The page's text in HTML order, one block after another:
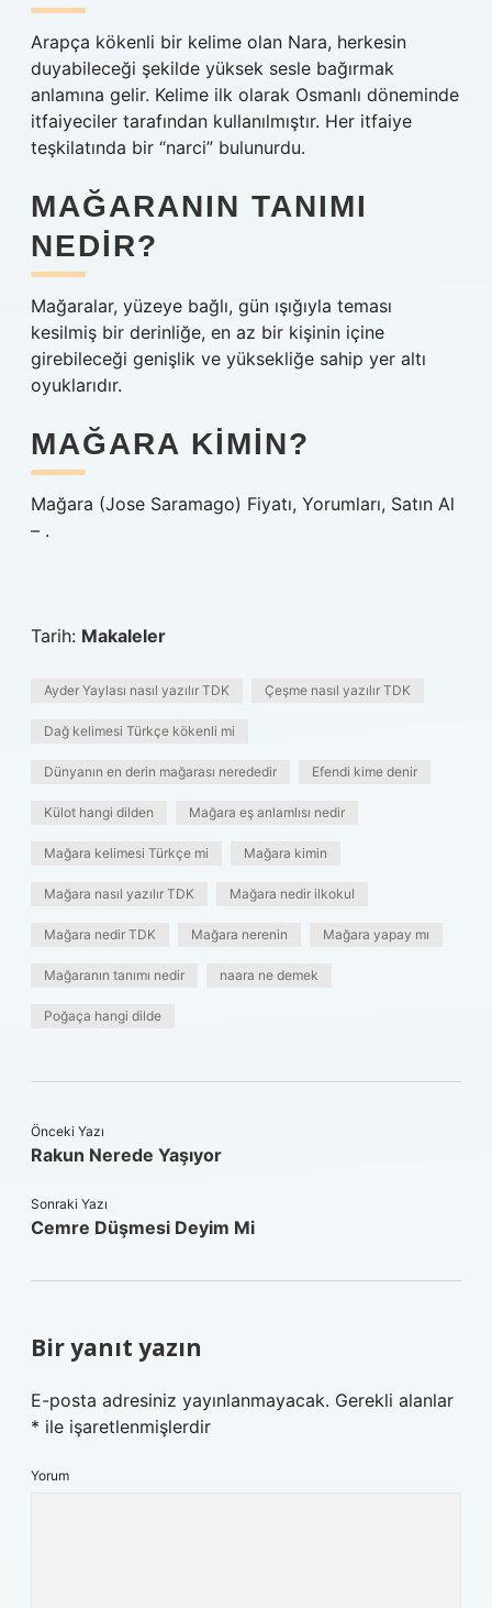
Arapça kökenli bir kelime olan Nara, herkesin
duyabileceği şekilde yüksek sesle bağırmak
anlamına gelir. Kelime ilk olarak Osmanlı döneminde
itfaiyeciler tarafından kullanılmıştır. Her itfaiye
teşkilatında bir “narci” bulunurdu.
MAĞARANIN TANIMI
NEDIR?
Mağaralar, yüzeye bağlı, gün ışığıyla teması
kesilmiş bir derinliğe, en az bir kişinin içine
girebileceği genişlik ve yüksekliğe sahip yer altı
oyuklarıdır.
MAĞARA KIMIN?
Mağara (Jose Saramago) Fiyatı, Yorumları, Satın Al
– .
Tarih: Makaleler
Ayder Yaylası nasıl yazılır TDK Çeşme nasıl yazılır TDK
Dağ kelimesi Türkçe kökenli mi
Dünyanın en derin mağarası nerededir Efendi kime denir
Külot hangi dilden Mağara eş anlamlısı nedir
Mağara kelimesi Türkçe mi Mağara kimin
Mağara nasıl yazılır TDK Mağara nedir ilkokul
Mağara nedir TDK Mağara nerenin Mağara yapay mı
Mağaranın tanımı nedir naara ne demek
Poğaça hangi dilde
Önceki Yazı
Rakun Nerede Yaşıyor
Sonraki Yazı
Cemre Düşmesi Deyim Mi
Bir yanıt yazın
E-posta adresiniz yayınlanmayacak. Gerekli alanlar
* ile işaretlenmişlerdir
Yorum